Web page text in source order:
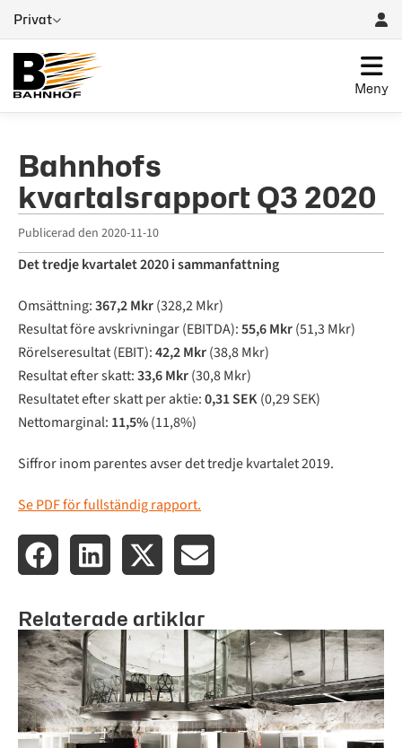
Privat
Meny
Bahnhofs
kvartalsrapport Q3 2020
Publicerad den 2020-11-10
Det tredje kvartalet 2020 i sammanfattning
Omsättning:367,2 Mkr(328,2 Mkr)
Resultat före avskrivningar (EBITDA):55,6 Mkr(51,3 Mkr)
Rörelseresultat (EBIT):42,2 Mkr(38,8 Mkr)
Resultat efter skatt:33,6 Mkr(30,8 Mkr)
Resultatet efter skatt per aktie:0,31 SEK(0,29 SEK)
Nettomarginal: 11,5%(11,8%)
Siffror inom parentes avser det tredje kvartalet 2019.
Se PDF för fullständig rapport.
Relaterade artiklar